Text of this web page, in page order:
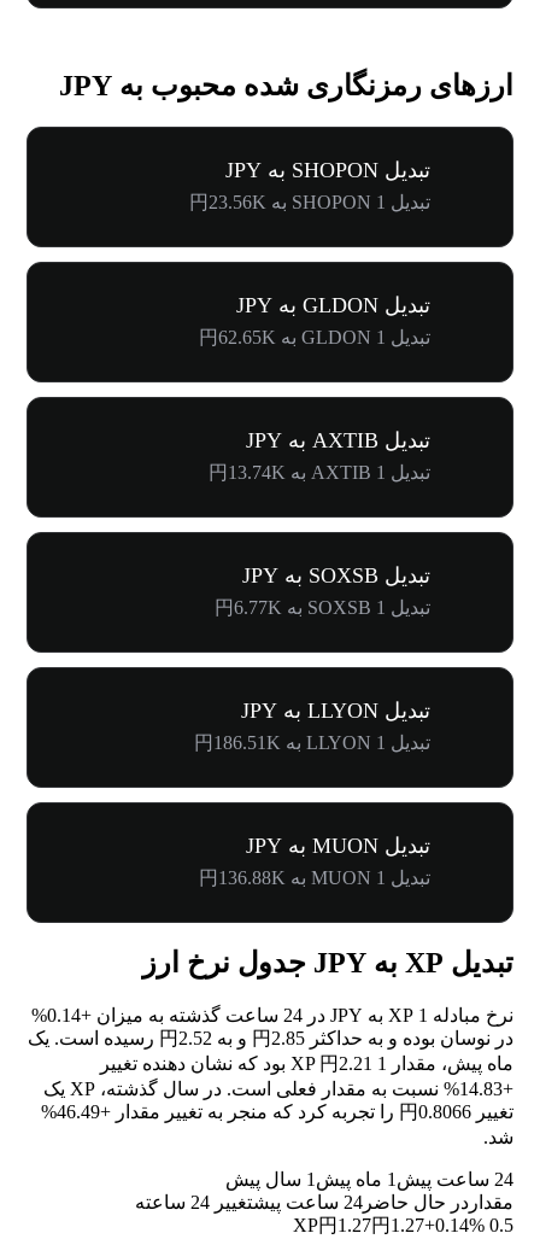
ارزهای رمزنگاری شده محبوب به JPY
تبدیل SHOPON به JPY
تبدیل 1 SHOPON به 円23.56K
تبدیل GLDON به JPY
تبدیل 1 GLDON به 円62.65K
تبدیل AXTIB به JPY
تبدیل 1 AXTIB به 円13.74K
تبدیل SOXSB به JPY
تبدیل 1 SOXSB به 円6.77K
تبدیل LLYON به JPY
تبدیل 1 LLYON به 円186.51K
تبدیل MUON به JPY
تبدیل 1 MUON به 円136.88K
تبدیل XP به JPY جدول نرخ ارز
نرخ مبادله 1 XP به JPY در 24 ساعت گذشته به میزان
+0.14%
در نوسان بوده و به حداکثر 円2.85 و به 円2.52 رسیده است. یک
ماه پیش، مقدار 1 XP 円2.21 بود که نشان دهنده تغییر
+14.83%
نسبت به مقدار فعلی است. در سال گذشته، XP یک
تغییر 円0.8066 را تجربه کرد که منجر به تغییر مقدار
+46.49%
شد.
24 ساعت پیش 1 ماه پیش
1 سال پیش
مقدار در حال حاضر 24 ساعت پیش
تغییر 24 ساعته
0.5 XP
円1.27円1.27+0.14%